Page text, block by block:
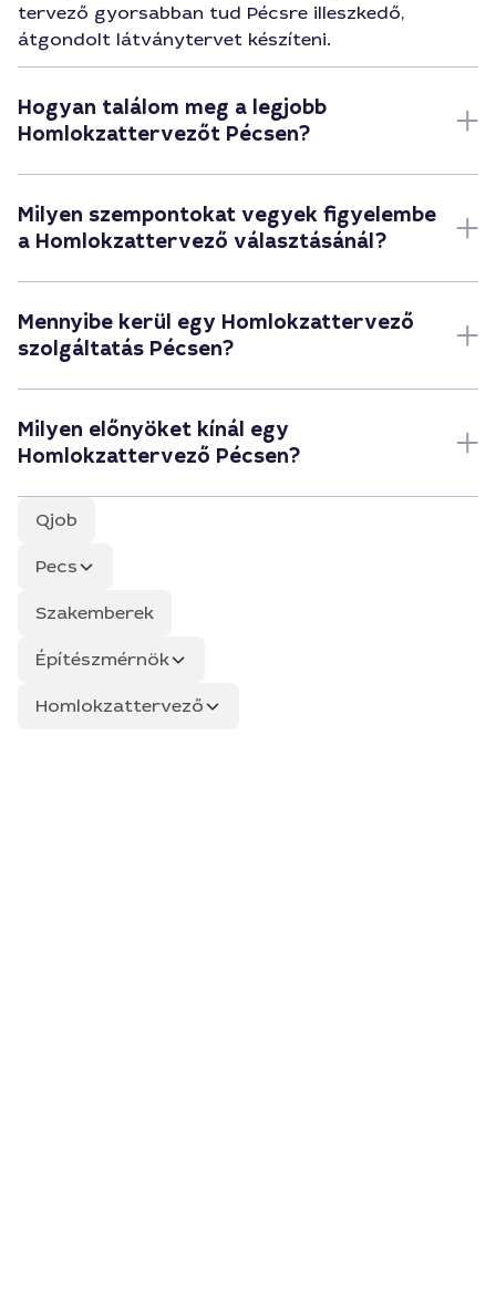
tervező gyorsabban tud Pécsre illeszkedő,
átgondolt látványtervet készíteni.
Hogyan találom meg a legjobb
Homlokzattervezőt Pécsen?
Milyen szempontokat vegyek figyelembe
a Homlokzattervező választásánál?
Mennyibe kerül egy Homlokzattervező
szolgáltatás Pécsen?
Milyen előnyöket kínál egy
Homlokzattervező Pécsen?
Qjob
Pecs
Szakemberek
Építészmérnök
Homlokzattervező